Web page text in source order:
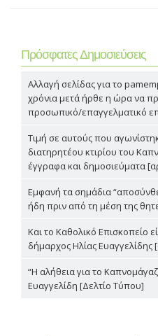
Πρόσφατες Δημοσιεύσεις
Αλλαγή σελίδας για το
χρόνια μετά ήρθε η ώρα να
προσωπικό/επαγγελματικό
Τιμή σε αυτούς που
διατηρητέου κτιρίου του
έγγραφα και δημοσιεύματα
Εμφανή τα σημάδια
ήδη πριν από τη μέση της
Και το Καθολικό Επισκοπείο
δήμαρχος Ηλίας Ευαγγελίδης
“Η αλήθεια για το
Ευαγγελίδη [Δελτίο Τύπου]